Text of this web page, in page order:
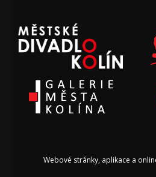
Webové stránky, aplikace a